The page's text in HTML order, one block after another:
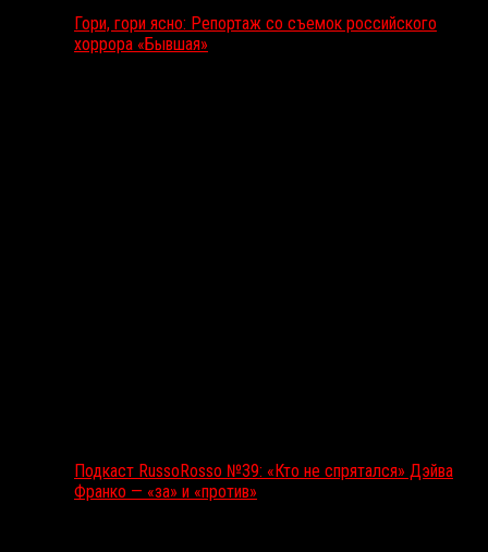
Гори, гори ясно: Репортаж со съемок российского
хоррора «Бывшая»
Подкаст RussoRosso №39: «Кто не спрятался» Дэйва
Франко — «за» и «против»